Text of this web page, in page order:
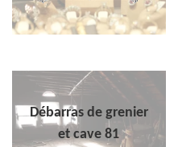
Débarras de grenier
et cave 81